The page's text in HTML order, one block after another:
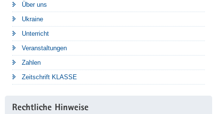
Über uns
Ukraine
Unterricht
Veranstaltungen
Zahlen
Zeitschrift KLASSE
Rechtliche Hinweise